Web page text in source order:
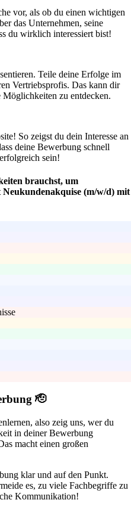
vor, als ob du einen wichtigen
das Unternehmen, seine
du wirklich interessiert bist!
Teile deine Erfolge im
Vertriebsprofis. Das kann dir
zu entdecken.
So zeigst du dein Interesse an
deine Bewerbung schnell
sein!
brauchst, um
(m/w/d) mit
🫡
also zeig uns, wer du
in deiner Bewerbung
macht einen großen
klar und auf den Punkt.
es, zu viele Fachbegriffe zu
Kommunikation!